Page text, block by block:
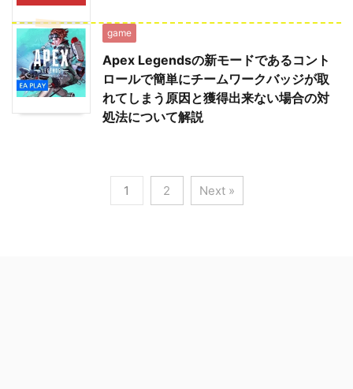
game
Apex Legendsの新モードであるコント
ロールで簡単にチームワークバッジが取
れてしまう原因と獲得出来ない場合の対
処法について解説
1 2 Next »